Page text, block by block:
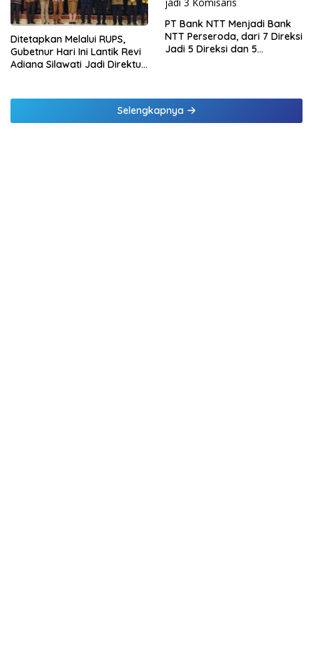
Ditetapkan Melalui RUPS,
Gubetnur Hari Ini Lantik Revi
Adiana Silawati Jadi Direktur
PT Bank NTT Menjadi Bank
NTT Perseroda, dari 7 Direksi
Jadi 5 Direksi dan 5
Selengkapnya